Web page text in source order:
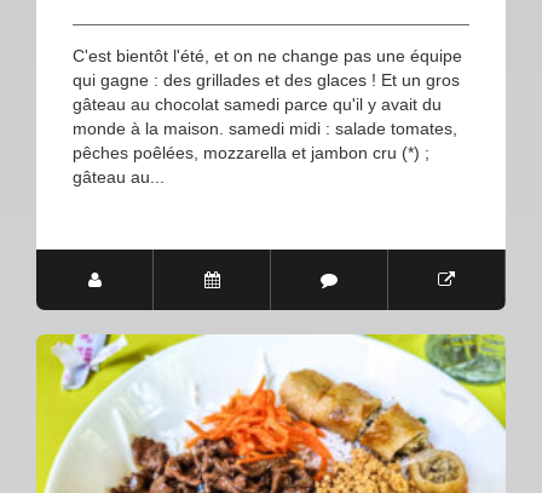
C'est bientôt l'été, et on ne change pas une équipe
qui gagne : des grillades et des glaces ! Et un gros
gâteau au chocolat samedi parce qu'il y avait du
monde à la maison. samedi midi : salade tomates,
pêches poêlées, mozzarella et jambon cru (*) ;
gâteau au...